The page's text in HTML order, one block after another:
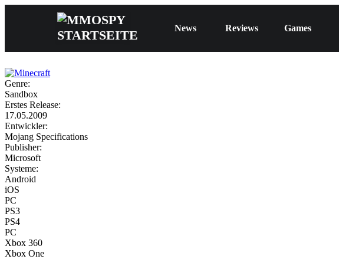
News Reviews Games
Genre:
Sandbox
Erstes Release:
17.05.2009
Entwickler:
Mojang Specifications
Publisher:
Microsoft
Systeme:
Android
iOS
PC
PS3
PS4
PC
Xbox 360
Xbox One